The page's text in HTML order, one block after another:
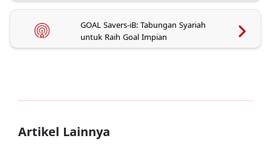
GOAL Savers-iB: Tabungan Syariah
untuk Raih Goal Impian
Artikel Lainnya